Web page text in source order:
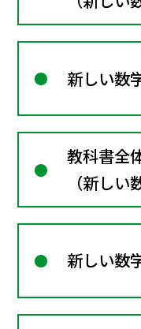
新しい数
教科書全
（新しい
新しい数